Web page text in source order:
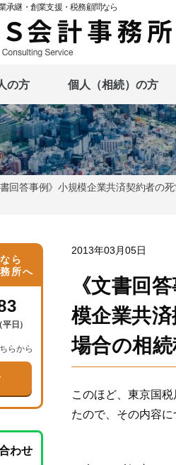
承継・創業支援・税務顧問なら
の方 個人（相続）の方
書回答事例》小規模企業共済契約者の
2013年03月05日
《文書回
模企業共
場合の相
このほど、東京国
たので、その内容に
ら
所へ
日）
らから
わせ